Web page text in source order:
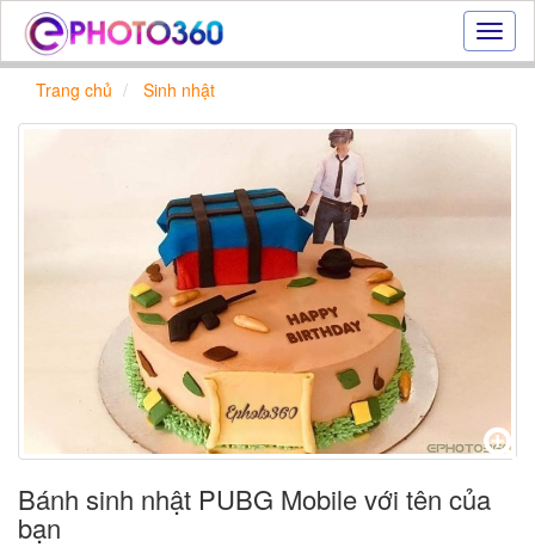
Hiệu
ứng
|
Trang chủ Sinh nhật
Bánh sinh nhật PUBG Mobile với tên của
bạn